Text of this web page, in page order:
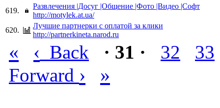
619.
Развлечения |Досуг |Общение |Фото |Видео |Софт
http://motylek.at.ua/
620.
Лучшие партнерки с оплатой за клики
http://partnerkineta.narod.ru
« ‹ Back · 31 · 32
33
Forward › »